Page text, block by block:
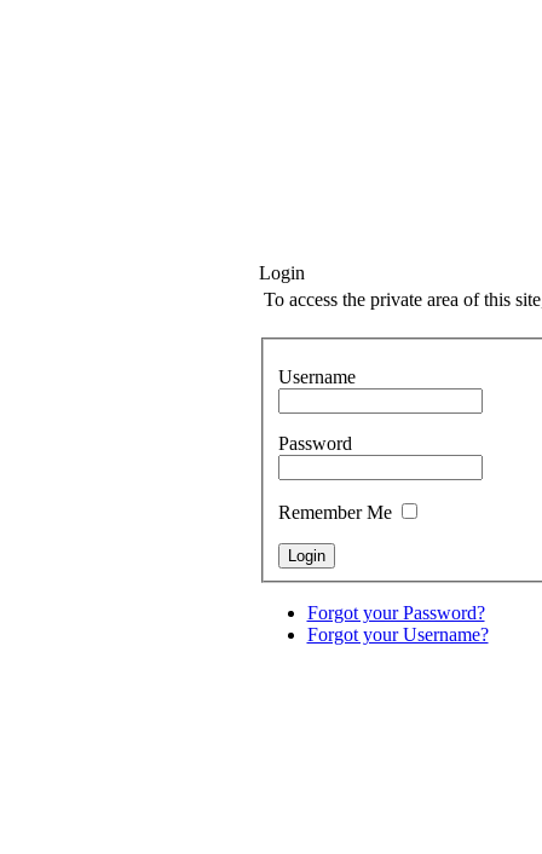
Login
To access the private area of this
Username
Password
Remember Me
Forgot your Password?
Forgot your Username?